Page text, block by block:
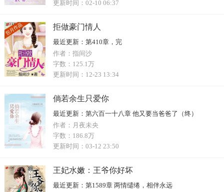
更新时间： 02-10 06:37
拒做豪门情人
最近更新： 第410章，完
作者： 指间沙
字数： 125.1万
更新时间： 12-23 13:34
倘若余生只爱你
最近更新： 第六百一十八章 他又要当爸爸了（终）
作者： 月夜未央
字数： 186.8万
更新时间： 03-12 23:50
王妃水嫩：王爷你好坏
最近更新： 第1589章 两情缱绻，相伴永远